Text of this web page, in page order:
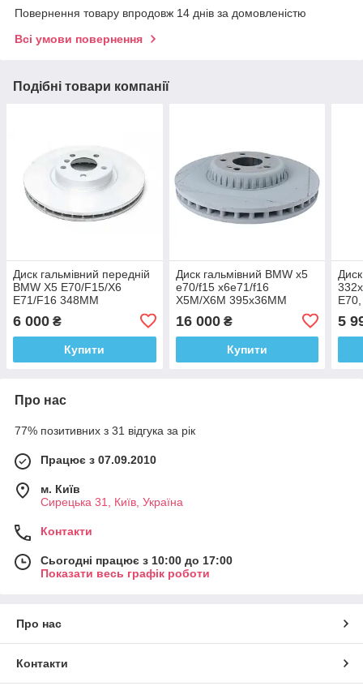
Повернення товару впродовж 14 днів за домовленістю
Всі умови повернення
Подібні товари компанії
Диск гальмівний передній
BMW X5 E70/F15/X6
E71/F16 348ММ
6 000 ₴
Купити
Диск гальмівний BMW x5
e70/f15 x6e71/f16
X5M/X6M 395x36MM
16 000₴
Купити
5
Про нас
77% позитивних з 31 відгука за рік
Працює з 07.09.2010
м. Київ
Сирецька 31, Київ, Україна
Контакти
Сьогодні працює з 10:00 до 17:00
Показати весь графік роботи
Про нас
Контакти